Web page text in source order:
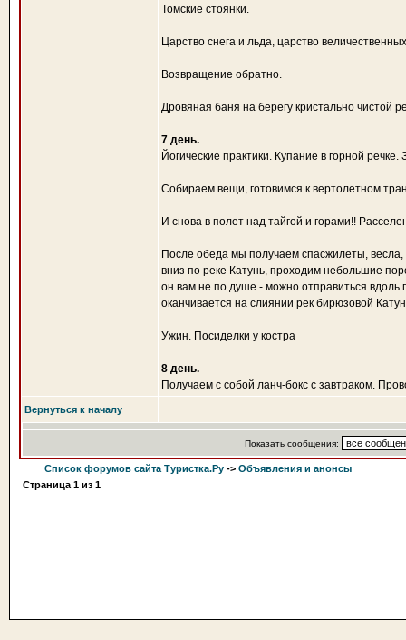
Томские стоянки.
Царство снега и льда, царство
Возвращение обратно.
Дровяная баня на берегу кристально чистой
7 день.
Йогические практики. Купание в горной речке.
Собираем вещи, готовимся к вертолетном
И снова в полет над тайгой и горами!!
После обеда мы получаем спасжилеты,
вниз по реке Катунь, проходим небольшие
он вам не по душе - можно отправиться вдоль
оканчивается на слиянии рек бирюзовой
Ужин. Посиделки у костра
8 день.
Получаем с собой ланч-бокс с завтраком.
Вернуться к началу
Показать сообщения:
Список форумов сайта Туристка.Ру -> Объявления и анонсы
Страница 1 из 1